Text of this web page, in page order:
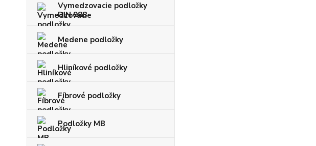
Vymedzovacie podložky
DIN 988
Medene podložky
Hliníkové podložky
Fíbrové podložky
Podložky MB